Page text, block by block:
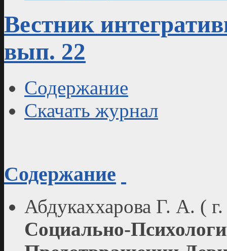
Вестник
вып. 22
Содержание
Скачать журнал
Содержание
Абдукаххарова Г. А. (
Социально-